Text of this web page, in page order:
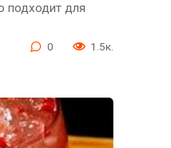
подходит для
0 1.5к.